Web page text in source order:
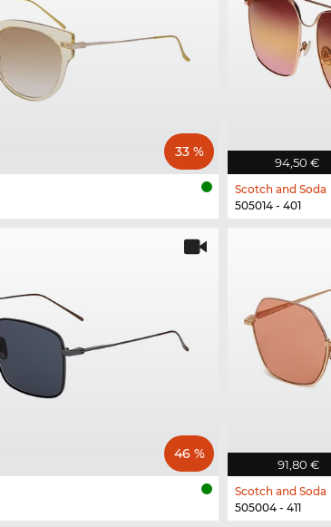
33 %
94,50 €
Scotch and Soda
505014 - 401
46 %
91,80 €
Scotch and Soda
505004 - 411